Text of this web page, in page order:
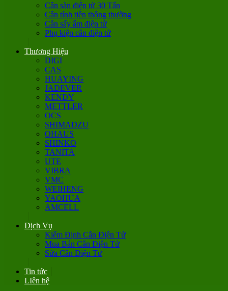
Cân sàn điện tử 30 Tấn
Cân tính tiền thông thường
Cân sấy ẩm điện tử
Phụ kiện cân điện tử
Thương Hiệu
DIGI
CAS
HUAYING
JADEVER
KENDY
METTLER
OCS
SHIMADZU
OHAUS
SHINKO
TANITA
UTE
VIBRA
VMC
WEIHENG
YAOHUA
AMCELL
Dịch Vụ
Kiểm Định Cân Điện Tử
Mua Bán Cân Điện Tử
Sửa Cân Điện Tử
Tin tức
LIên hệ